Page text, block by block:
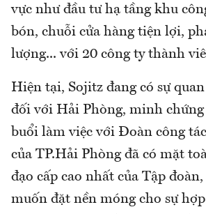
vực như đầu tư hạ tầng khu
bón, chuỗi cửa hàng tiện lợi,
lượng... với 20 công ty thành
Hiện tại, Sojitz đang có sự
đối với Hải Phòng, minh
buổi làm việc với Đoàn công
của TP.Hải Phòng đã có mặt
đạo cấp cao nhất của Tập
muốn đặt nền móng cho sự